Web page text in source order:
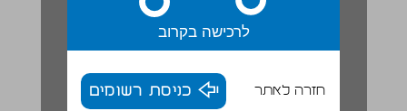
לרכישה בקרוב
חזרה לאתר כניסת רשומים